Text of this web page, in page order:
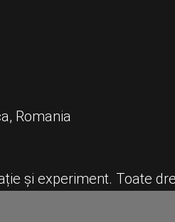
Romania
și experiment. Toate